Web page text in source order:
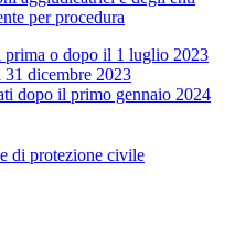
per procedura
o dopo il 1 luglio 2023
31 dicembre 2023
dopo il primo gennaio 2024
di protezione civile